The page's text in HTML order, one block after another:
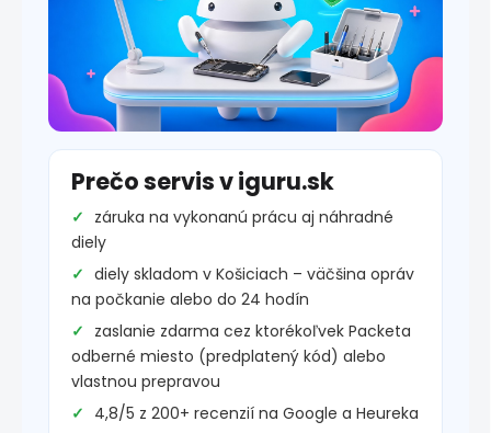
Prečo servis v iguru.sk
záruka na vykonanú prácu aj náhradné
diely
diely skladom v Košiciach – väčšina opráv
na počkanie alebo do 24 hodín
zaslanie zdarma cez ktorékoľvek Packeta
odberné miesto (predplatený kód) alebo
vlastnou prepravou
4,8/5 z 200+ recenzií na Google a Heureka